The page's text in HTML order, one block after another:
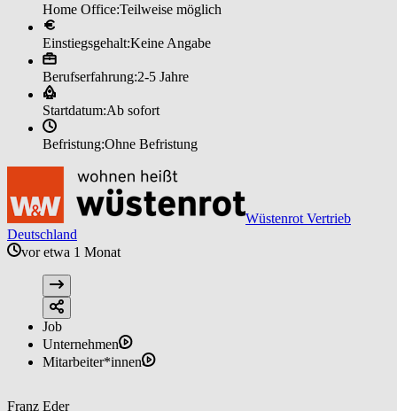
Home Office:Teilweise möglich
Einstiegsgehalt:Keine Angabe
Berufserfahrung:2-5 Jahre
Startdatum:Ab sofort
Befristung:Ohne Befristung
Wüstenrot Vertrieb
Deutschland
vor etwa 1 Monat
Job
Unternehmen
Mitarbeiter*innen
Franz Eder